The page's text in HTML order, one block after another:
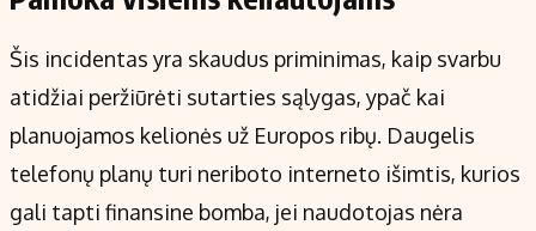
Šis incidentas yra skaudus priminimas, kaip svarbu
atidžiai peržiūrėti sutarties sąlygas, ypač kai
planuojamos kelionės už Europos ribų. Daugelis
telefonų planų turi neriboto interneto išimtis, kurios
gali tapti finansine bomba, jei naudotojas nėra